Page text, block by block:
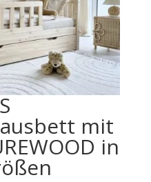
mit
in